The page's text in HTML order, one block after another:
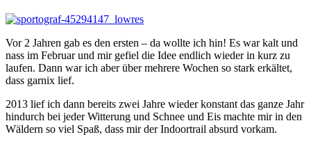
Vor 2 Jahren gab es den ersten – da wollte ich hin! Es war kalt und
nass im Februar und mir gefiel die Idee endlich wieder in kurz zu
laufen. Dann war ich aber über mehrere Wochen so stark erkältet,
dass garnix lief.
2013 lief ich dann bereits zwei Jahre wieder konstant das ganze Jahr
hindurch bei jeder Witterung und Schnee und Eis machte mir in den
Wäldern so viel Spaß, dass mir der Indoortrail absurd vorkam.